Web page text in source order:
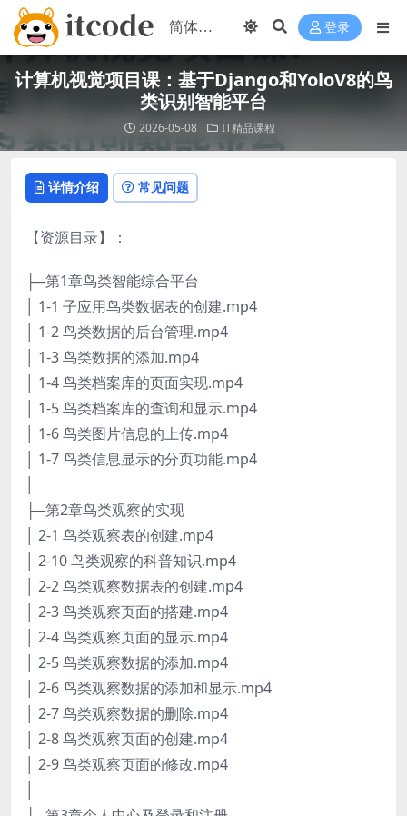
登录
计算机视觉项目课：基于Django和YoloV8的鸟
类识别智能平台
2026-05-08 IT精品课程
详情介绍 常见问题
【资源目录】：
├─第1章鸟类智能综合平台
│ 1-1 子应用鸟类数据表的创建.mp4
│ 1-2 鸟类数据的后台管理.mp4
│ 1-3 鸟类数据的添加.mp4
│ 1-4 鸟类档案库的页面实现.mp4
│ 1-5 鸟类档案库的查询和显示.mp4
│ 1-6 鸟类图片信息的上传.mp4
│ 1-7 鸟类信息显示的分页功能.mp4
├─第2章鸟类观察的实现
│ 2-1 鸟类观察表的创建.mp4
│ 2-10 鸟类观察的科普知识.mp4
│ 2-2 鸟类观察数据表的创建.mp4
│ 2-3 鸟类观察页面的搭建.mp4
│ 2-4 鸟类观察页面的显示.mp4
│ 2-5 鸟类观察数据的添加.mp4
│ 2-6 鸟类观察数据的添加和显示.mp4
│ 2-7 鸟类观察数据的删除.mp4
│ 2-8 鸟类观察页面的创建.mp4
│ 2-9 鸟类观察页面的修改.mp4